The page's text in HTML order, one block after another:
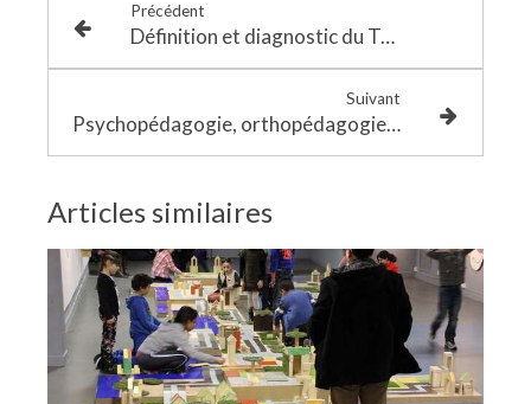
Précédent
Définition et diagnostic du Trouble Déficit de l'Attention avec ou sans Hyperactivité (TDA/H)
Suivant
Psychopédagogie, orthopédagogie, neuropédagogie : une approche complémentaire
Articles similaires